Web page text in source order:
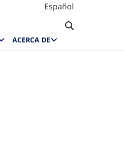
Español
ACERCA DE